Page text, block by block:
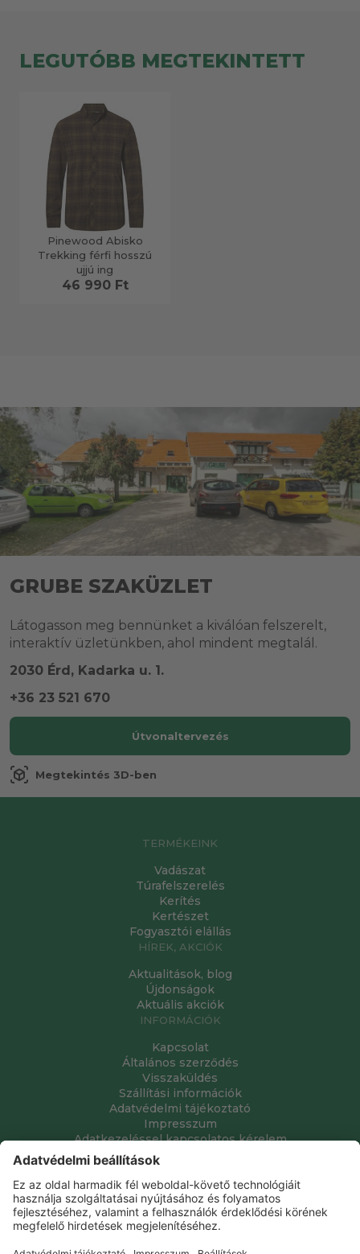
LEGUTÓBB MEGTEKINTETT
Pinewood Abisko
Trekking férfi hosszú
ujjú ing
46 990 Ft
GRUBE SZAKÜZLET
Látogasson meg bennünket a kiválóan felszerelt,
interaktív üzletünkben, ahol mindent megtalál.
2030 Érd, Kadarka u. 1.
+36 23 521 670
Útvonaltervezés
view_in_ar Megtekintés 3D-ben
TERMÉKEINK
Vadászat
Túrafelszerelés
Kerítés
Kertészet
Fogyasztói elállás
HÍREK, AKCIÓK
Aktualitások, blog
Újdonságok
Aktuális akciók
INFORMÁCIÓK
Kapcsolat
Általános szerződés
Visszaküldés
Szállítási információk
Adatvédelmi tájékoztató
Impresszum
Adatkezeléssel kapcsolatos kérelem